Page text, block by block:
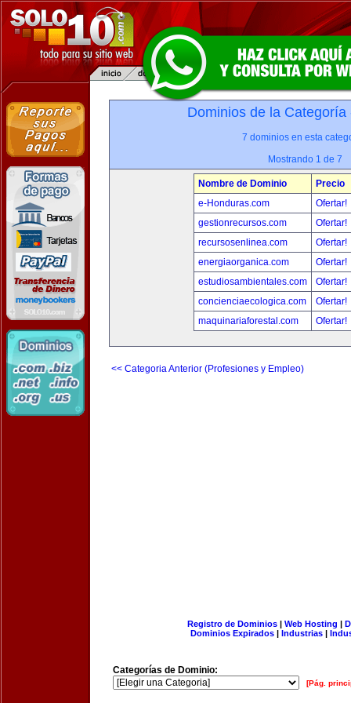
Dominios de la
7 dominios en esta
Mostrando 1 de 7
Nombre de Dominio
Precio
e-Honduras.com
Ofertar!
gestionrecursos.com
Ofertar!
recursosenlinea.com
Ofertar!
energiaorganica.com
Ofertar!
estudiosambientales.com
Ofertar!
concienciaecologica.com
Ofertar!
maquinariaforestal.com
Ofertar!
<< Categoria Anterior (Profesiones y Empleo)
Registro de Dominios| Web Hosting |
Dominios Expirados | Industrias |
Categorías de Dominio:
[Pág.